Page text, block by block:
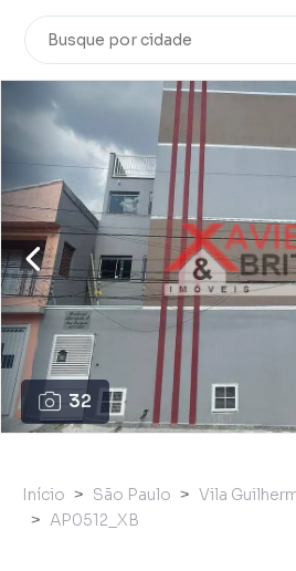
32
Início São Paulo Vila
AP0512_XB